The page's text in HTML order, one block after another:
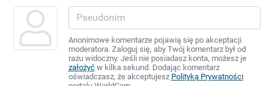
Anonimowe komentarze pojawią się po akceptacji
moderatora. Zaloguj się, aby Twój komentarz był od
razu widoczny. Jeśli nie posiadasz konta, możesz je
założyćw kilka sekund. Dodając komentarz
oświadczasz, że akceptujesz Polityką Prywatności